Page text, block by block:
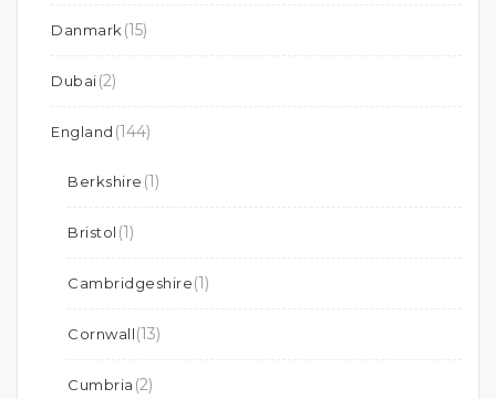
Danmark (15)
Dubai(2)
England (144)
Berkshire (1)
Bristol (1)
Cambridgeshire(1)
Cornwall(13)
Cumbria (2)